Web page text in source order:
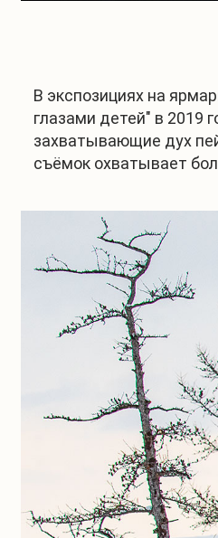
В экспозициях на
глазами детей" в 2019
захватывающие дух
съёмок охватывает